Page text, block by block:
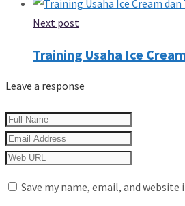
Next post
Training Usaha Ice
Leave a response
Save my name, email, and